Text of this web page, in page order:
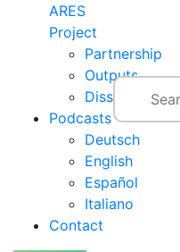
ARES
Project
Partnership
Outputs
Dissemination
Podcasts
Deutsch
English
Español
Italiano
Contact